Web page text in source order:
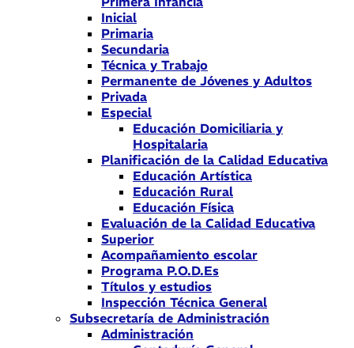
Inicial
Primaria
Secundaria
Técnica y Trabajo
Permanente de Jóvenes y Adultos
Privada
Especial
Educación Domiciliaria y
Hospitalaria
Planificación de la Calidad Educativa
Educación Artística
Educación Rural
Educación Física
Evaluación de la Calidad Educativa
Superior
Acompañamiento escolar
Programa P.O.D.Es
Títulos y estudios
Inspección Técnica General
Subsecretaría de Administración
Administración